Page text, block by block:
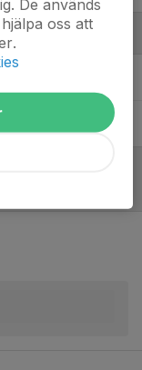
De används
oss att